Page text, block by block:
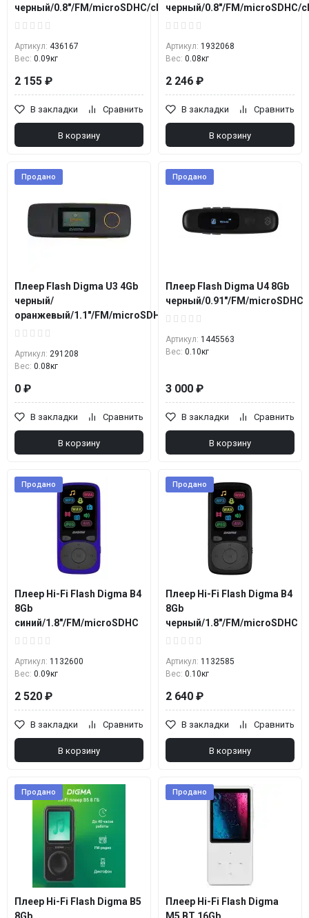
черный/0.8"/FM/microSDHC/clip
Артикул: 436167
Вес: 0.09кг
2 155 ₽
В закладки Сравнить
В корзину
черный/0.8"/FM/microSDHC/
Артикул: 1932068
Вес: 0.08кг
2 246 ₽
В закладки Сравнить
В корзину
Продано
Плеер Flash Digma U3 4Gb
черный/
оранжевый/1.1"/FM/microSDHC
Артикул: 291208
Вес: 0.08кг
0 ₽
В закладки Сравнить
В корзину
Продано
Плеер Flash Digma U4 8Gb
черный/0.91"/FM/microSDHC
Артикул: 1445563
Вес: 0.10кг
3 000 ₽
В закладки Сравнить
В корзину
Продано
Плеер Hi-Fi Flash Digma B4
8Gb
синий/1.8"/FM/microSDHC
Артикул: 1132600
Вес: 0.09кг
2 520 ₽
В закладки Сравнить
В корзину
Продано
Плеер Hi-Fi Flash Digma B4
8Gb
черный/1.8"/FM/microSDHC
Артикул: 1132585
Вес: 0.10кг
2 640 ₽
В закладки Сравнить
В корзину
Продано
Плеер Hi-Fi Flash Digma B5
Продано
Плеер Hi-Fi Flash Digma